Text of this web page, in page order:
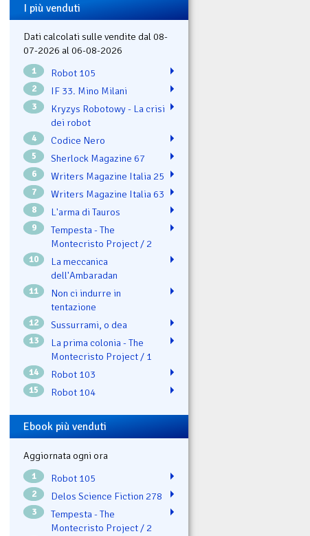
I più venduti
Dati calcolati sulle vendite dal 08-
07-2026 al 06-08-2026
1 Robot 105
2 IF 33. Mino Milani
3
Kryzys Robotowy - La crisi
dei robot
4 Codice Nero
5 Sherlock Magazine 67
6 Writers Magazine Italia 25
7 Writers Magazine Italia 63
8 L'arma di Tauros
9
Tempesta - The
Montecristo Project / 2
10
La meccanica
dell'Ambaradan
11
Non ci indurre in
tentazione
12 Sussurrami, o dea
13
La prima colonia - The
Montecristo Project / 1
14 Robot 103
15 Robot 104
Ebook più venduti
Aggiornata ogni ora
1 Robot 105
2 Delos Science Fiction 278
3
Tempesta - The
Montecristo Project / 2